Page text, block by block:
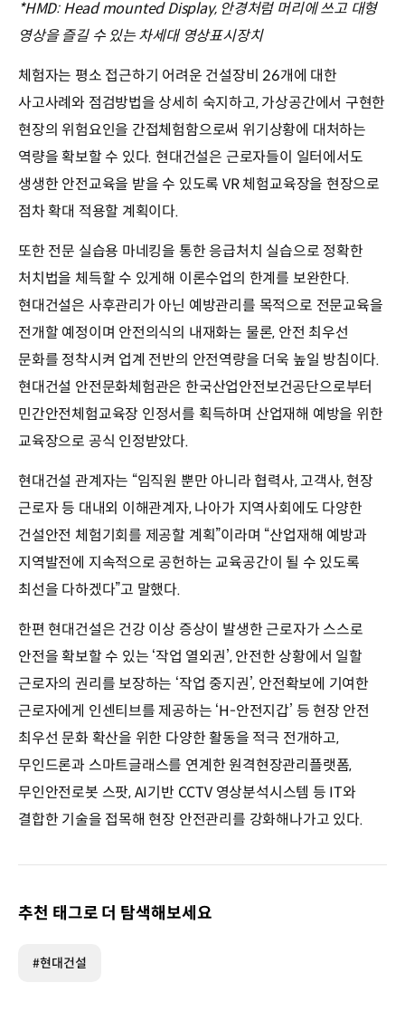
*HMD: Head mounted Display, 안경처럼 머리에 쓰고 대형
영상을 즐길 수 있는 차세대 영상표시장치
체험자는 평소 접근하기 어려운 건설장비 26개에 대한
사고사례와 점검방법을 상세히 숙지하고, 가상공간에서 구현한
현장의 위험요인을 간접체험함으로써 위기상황에 대처하는
역량을 확보할 수 있다. 현대건설은 근로자들이 일터에서도
생생한 안전교육을 받을 수 있도록 VR 체험교육장을 현장으로
점차 확대 적용할 계획이다.
또한 전문 실습용 마네킹을 통한 응급처치 실습으로 정확한
처치법을 체득할 수 있게해 이론수업의 한계를 보완한다.
현대건설은 사후관리가 아닌 예방관리를 목적으로 전문교육을
전개할 예정이며 안전의식의 내재화는 물론, 안전 최우선
문화를 정착시켜 업계 전반의 안전역량을 더욱 높일 방침이다.
현대건설 안전문화체험관은 한국산업안전보건공단으로부터
민간안전체험교육장 인정서를 획득하며 산업재해 예방을 위한
교육장으로 공식 인정받았다.
현대건설 관계자는 “임직원 뿐만 아니라 협력사, 고객사, 현장
근로자 등 대내외 이해관계자, 나아가 지역사회에도 다양한
건설안전 체험기회를 제공할 계획”이라며 “산업재해 예방과
지역발전에 지속적으로 공헌하는 교육공간이 될 수 있도록
최선을 다하겠다”고 말했다.
한편 현대건설은 건강 이상 증상이 발생한 근로자가 스스로
안전을 확보할 수 있는 ‘작업 열외권’, 안전한 상황에서 일할
근로자의 권리를 보장하는 ‘작업 중지권’, 안전확보에 기여한
근로자에게 인센티브를 제공하는 ‘H-안전지갑’ 등 현장 안전
최우선 문화 확산을 위한 다양한 활동을 적극 전개하고,
무인드론과 스마트글래스를 연계한 원격현장관리플랫폼,
무인안전로봇 스팟, AI기반 CCTV 영상분석시스템 등 IT와
결합한 기술을 접목해 현장 안전관리를 강화해나가고 있다.
추천 태그로 더 탐색해보세요
#현대건설